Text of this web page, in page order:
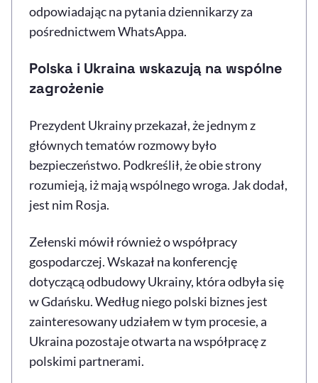
odpowiadając na pytania dziennikarzy za
pośrednictwem WhatsAppa.
Polska i Ukraina wskazują na wspólne
zagrożenie
Prezydent Ukrainy przekazał, że jednym z
głównych tematów rozmowy było
bezpieczeństwo. Podkreślił, że obie strony
rozumieją, iż mają wspólnego wroga. Jak dodał,
jest nim Rosja.
Zełenski mówił również o współpracy
gospodarczej. Wskazał na konferencję
dotyczącą odbudowy Ukrainy, która odbyła się
w Gdańsku. Według niego polski biznes jest
zainteresowany udziałem w tym procesie, a
Ukraina pozostaje otwarta na współpracę z
polskimi partnerami.